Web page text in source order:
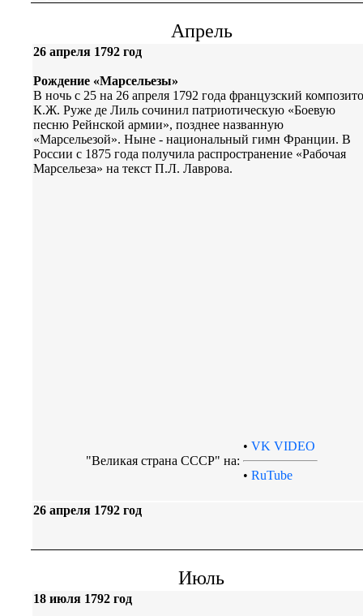
Апрель
26 апреля 1792 год
Рождение «Марсельезы»
В ночь с 25 на 26 апреля 1792 года французский
К.Ж. Руже де Лиль сочинил патриотическую «Боевую
песню Рейнской армии», позднее названную
«Марсельезой». Ныне - национальный гимн Франции. В
России с 1875 года получила распространение «Рабочая
Марсельеза» на текст П.Л. Лаврова.
"Великая страна СССР" на:
• VK VIDEO
• RuTube
26 апреля 1792 год
Июль
18 июля 1792 год